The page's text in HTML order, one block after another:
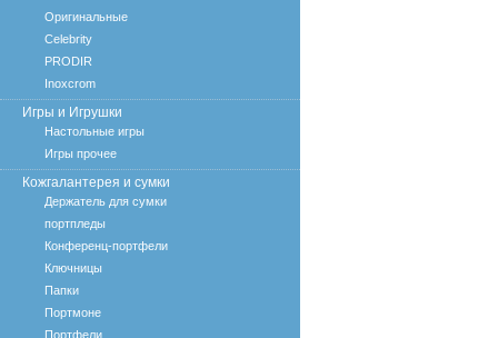
Оригинальные
Celebrity
PRODIR
Inoxcrom
Игры и Игрушки
Настольные игры
Игры прочее
Кожгалантерея и сумки
Держатель для сумки
портпледы
Конференц-портфели
Ключницы
Папки
Портмоне
Портфели